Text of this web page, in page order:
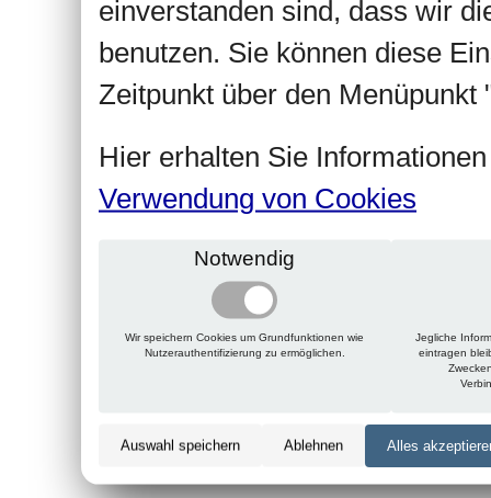
einverstanden sind, dass wir
benutzen. Sie können diese
Zeitpunkt über den Menüpunkt
Hier erhalten Sie
Verwendung von Cookies
Notwendig
Wir speichern Cookies um Grundfunktionen wie
Nutzerauthentifizierung zu ermöglichen.
Jegliche
eintragen
Auswahl speichern Ablehnen Alles